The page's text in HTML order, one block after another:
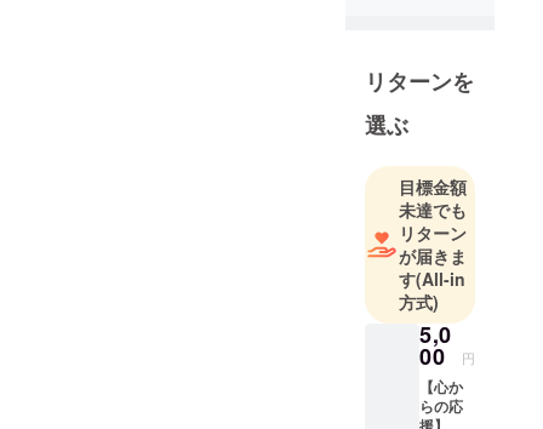
する空間が
広がるちい
さな食堂で
保育士とセ
ラピストの
ふたりが運
営し、
「子育て中
のママが自
分に戻れる
場所をつく
りたい」
リターンを
選ぶ
目標金額
未達でも
リターン
が届きま
す(All-in
方式)
5,0
00 円
【心か
らの応